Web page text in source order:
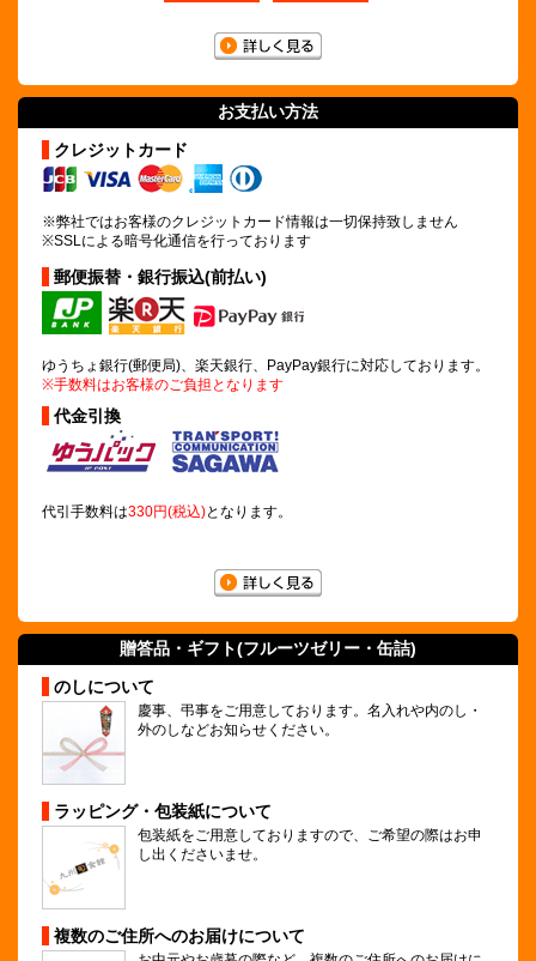
お支払い方法
クレジットカード
※弊社ではお客様のクレジットカード情報は一切保持致しません
※SSLによる暗号化通信を行っております
郵便振替・銀行振込(前払い)
ゆうちょ銀行(郵便局)、楽天銀行、PayPay銀行に対応しております。
※手数料はお客様のご負担となります
代金引換
代引手数料は330円(税込)となります。
贈答品・ギフト(フルーツゼリー ・缶詰)
のしについて
慶事、弔事をご用意しております。名入れや内のし・
外のしなどお知らせください。
ラッピング・包装紙について
包装紙をご用意しておりますので、ご希望の際はお申
し出くださいませ。
複数のご住所へのお届けについて